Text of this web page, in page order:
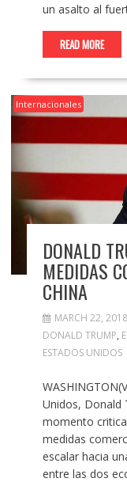
un asalto al
READ MORE
Internacionales
DONALD
MEDIDAS
CHINA
MARCH 22, 2018
DONALD TRUMP,
ESTADOS UNIDOS
Unidos, Donald
momento
medidas
escalar hacia
entre las dos